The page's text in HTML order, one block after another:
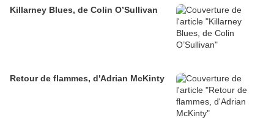
Killarney Blues, de Colin O’Sullivan
Retour de flammes, d'Adrian McKinty